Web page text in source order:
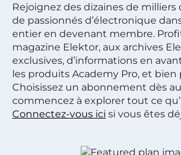
Rejoignez des dizaines de milliers
de passionnés d’électronique
entier en devenant membre.
magazine Elektor, aux archives
exclusives, d’informations en
les produits Academy Pro, et bien
Choisissez un abonnement dès
commencez à explorer tout ce
Connectez-vous ici si vous êtes